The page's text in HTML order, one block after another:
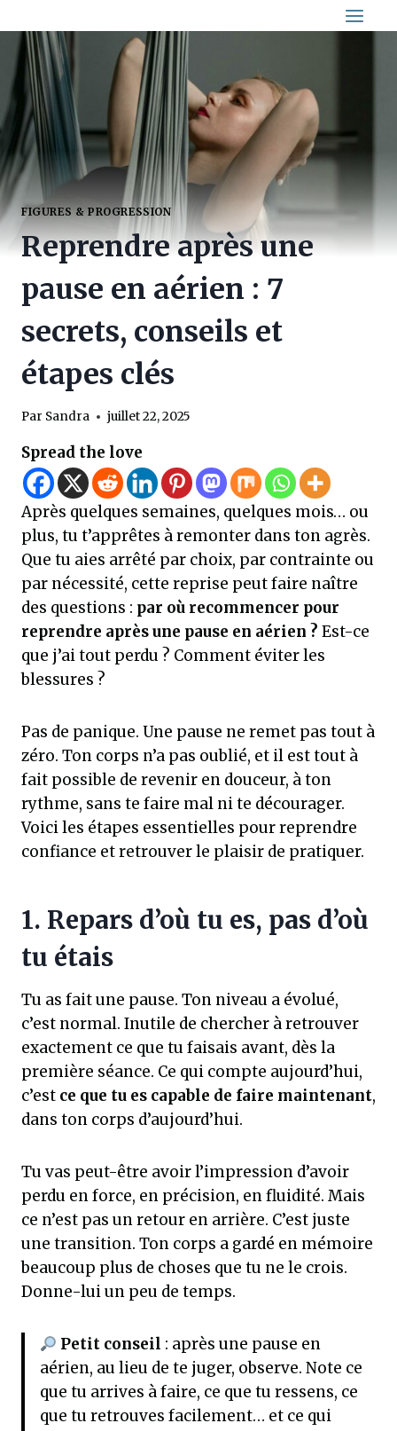
au
contenu
FIGURES & PROGRESSION
Reprendre après une
pause en aérien : 7
secrets, conseils et
étapes clés
Par Sandra juillet 22, 2025
Spread the love
Après quelques semaines, quelques mois… ou
plus, tu t’apprêtes à remonter dans ton agrès.
Que tu aies arrêté par choix, par contrainte ou
par nécessité, cette reprise peut faire naître
des questions : par où recommencer pour
reprendre après une pause en aérien ? Est-ce
que j’ai tout perdu ? Comment éviter les
blessures ?
Pas de panique. Une pause ne remet pas tout à
zéro. Ton corps n’a pas oublié, et il est tout à
fait possible de revenir en douceur, à ton
rythme, sans te faire mal ni te décourager.
Voici les étapes essentielles pour reprendre
confiance et retrouver le plaisir de pratiquer.
1. Repars d’où tu es, pas d’où
tu étais
Tu as fait une pause. Ton niveau a évolué,
c’est normal. Inutile de chercher à retrouver
exactement ce que tu faisais avant, dès la
première séance. Ce qui compte aujourd’hui,
c’est ce que tu es capable de faire maintenant,
dans ton corps d’aujourd’hui.
Tu vas peut-être avoir l’impression d’avoir
perdu en force, en précision, en fluidité. Mais
ce n’est pas un retour en arrière. C’est juste
une transition. Ton corps a gardé en mémoire
beaucoup plus de choses que tu ne le crois.
Donne-lui un peu de temps.
Petit conseil : après une pause en
aérien, au lieu de te juger, observe. Note ce
que tu arrives à faire, ce que tu ressens, ce
que tu retrouves facilement… et ce qui